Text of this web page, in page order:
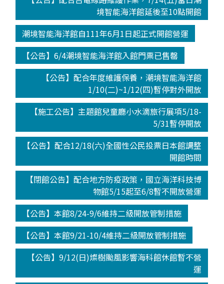
境智能海洋館延後至10點開館
潮境智能海洋館自111年6月1日起正式開館營運
【公告】6/4潮境智能海洋館入館門票已售罄
【公告】配合年度維護保養，潮境智能海洋館
1/10(二)~1/12(四)暫停對外開放
【施工公告】主題館兒童廳小水滴旅行展項5/18-
5/31暫停開放
【公告】配合12/18(六)全國性公民投票日本館調整
開館時間
【閉館公告】配合地方防疫政策，國立海洋科技博
物館5/15起至6/8暫不開放營運
【公告】本館8/24-9/6維持二級開放管制措施
【公告】本館9/21-10/4維持二級開放管制措施
【公告】9/12(日)燦樹颱風影響海科館休館暫不營
運